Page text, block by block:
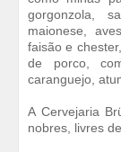
gorgonzola,
maionese,
faisão e
de porco,
caranguejo,
A Cervejaria
nobres, livres